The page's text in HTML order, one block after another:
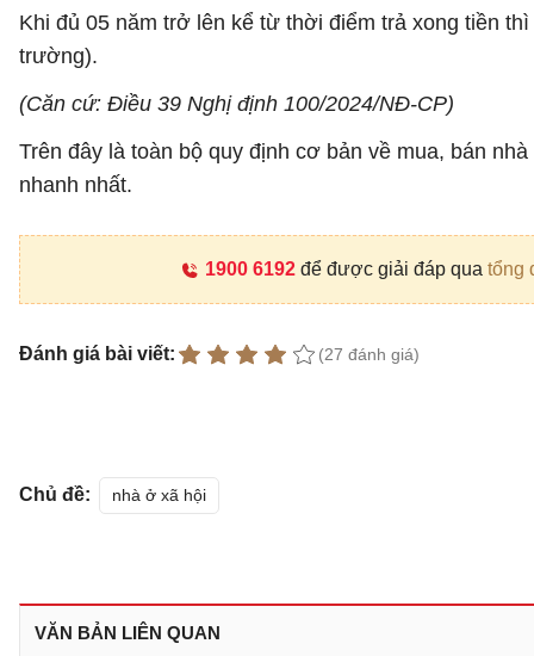
Khi đủ 05 năm trở lên kể từ thời điểm trả xong tiền
trường).
(Căn cứ: Điều 39 Nghị định 100/2024/NĐ-CP)
Trên đây là toàn bộ quy định cơ bản về mua, bán
nhanh nhất.
1900 6192để được giải đáp qua tổng
Đánh giá bài viết: (27 đánh giá)
Chủ đề: nhà ở xã hội
VĂN BẢN LIÊN QUAN